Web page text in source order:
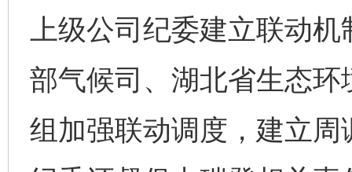
上级公司纪委建立联动
部气候司、湖北省生态
组加强联动调度，建立